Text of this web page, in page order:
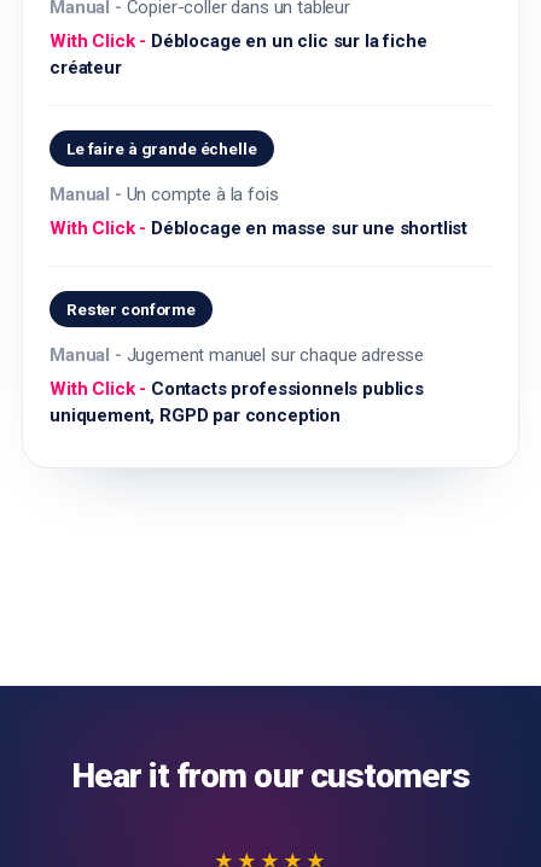
Copier-coller dans un tableur
Déblocage en un clic sur la fiche
créateur
Le faire à grande échelle
Un compte à la fois
Déblocage en masse sur une shortlist
Rester conforme
Jugement manuel sur chaque adresse
Contacts professionnels publics
uniquement, RGPD par conception
Hear it from our customers
★★★★★